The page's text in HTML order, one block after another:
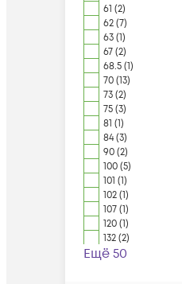
61 (2)
62 (7)
63 (1)
67 (2)
68.5 (1)
70 (13)
73 (2)
75 (3)
81 (1)
84 (3)
90 (2)
100 (5)
101 (1)
102 (1)
107 (1)
120 (1)
132 (2)
Ещё 50